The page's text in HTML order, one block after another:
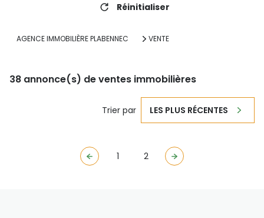
Réinitialiser
AGENCE IMMOBILIÈRE PLABENNEC VENTE
38 annonce(s) de ventes immobilières
Trier par LES PLUS RÉCENTES
1 2